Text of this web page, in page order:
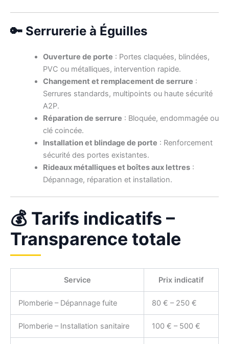
🔑 Serrurerie à Éguilles
Ouverture de porte : Portes claquées, blindées,
PVC ou métalliques, intervention rapide.
Changement et remplacement de serrure :
Serrures standards, multipoints ou haute sécurité
A2P.
Réparation de serrure : Bloquée, endommagée ou
clé coincée.
Installation et blindage de porte : Renforcement
sécurité des portes existantes.
Rideaux métalliques et boîtes aux lettres:
Dépannage, réparation et installation.
💰 Tarifs indicatifs –
Transparence totale
Service Prix indicatif
Plomberie – Dépannage fuite 80 € – 250 €
Plomberie – Installation sanitaire 100 € – 500 €